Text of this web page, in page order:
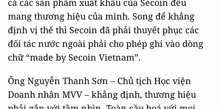
cả các sản phẩm xuất khẩu của Secoin đều
mang thương hiệu của mình. Song để khẳng
định vị thế thì Secoin đã phải thuyết phục các
đối tác nước ngoài phải cho phép ghi vào dòng
chữ “made by Secoin Vietnam”.
Ông Nguyễn Thanh Sơn – Chủ tịch Học viện
Doanh nhân MVV – khẳng định, thương hiệu